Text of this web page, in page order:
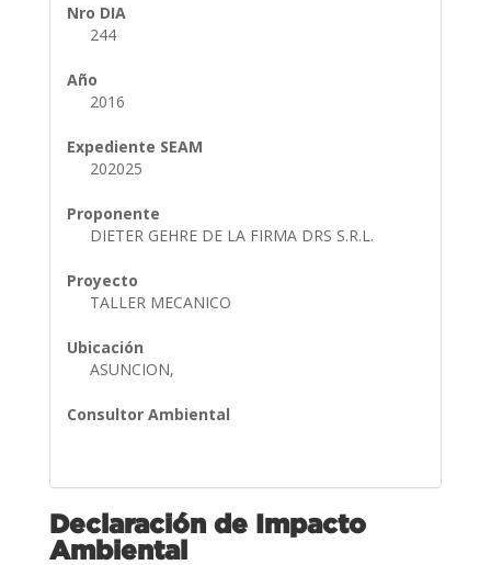
Nro DIA
244
Año
2016
Expediente SEAM
202025
Proponente
DIETER GEHRE DE LA FIRMA DRS S.R.L.
Proyecto
TALLER MECANICO
Ubicación
ASUNCION,
Consultor Ambiental
Declaración de Impacto
Ambiental